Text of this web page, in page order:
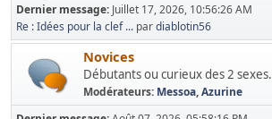
Dernier message: Juillet 17, 2026, 10:56:26 AM
Re : Idées pour la clef ... pardiablotin56
Novices
Débutants ou curieux des 2 sexes.
Modérateurs: Messoa,Azurine